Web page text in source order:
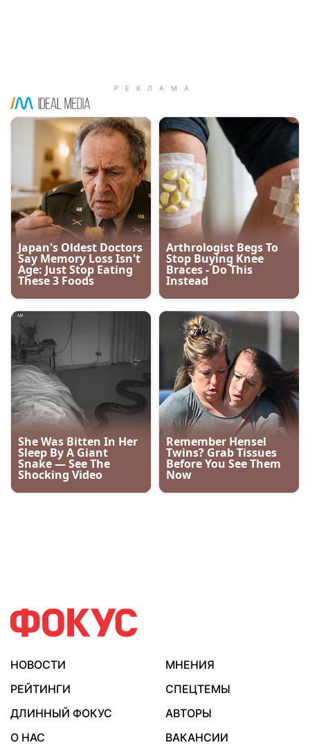
НОВОСТИ
МНЕНИЯ
РЕЙТИНГИ
СПЕЦТЕМЫ
ДЛИННЫЙ ФОКУС
АВТОРЫ
О НАС
ВАКАНСИИ